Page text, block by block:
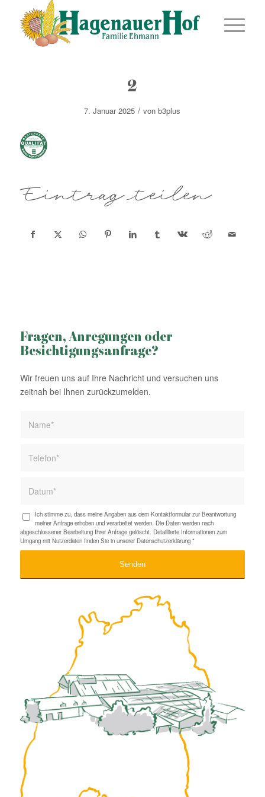
2
7. Januar 2025 / vonb3plus
Eintrag teilen
Fragen, Anregungen oder
Besichtigungsanfrage?
Wir freuen uns auf Ihre Nachricht und versuchen uns
zeitnah bei Ihnen zurückzumelden.
Ich stimme zu, dass meine Angaben aus dem Kontaktformular zur Beantwortung
meiner Anfrage erhoben und verarbeitet werden. Die Daten werden nach
abgeschlossener Bearbeitung Ihrer Anfrage gelöscht. Detaillierte Informationen zum
Umgang mit Nutzerdaten finden Sie in unserer Datenschutzerklärung *